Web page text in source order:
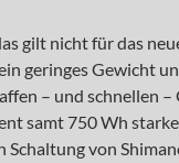
gilt nicht für das
geringes Gewicht
– und
samt 750 Wh
Schaltung von